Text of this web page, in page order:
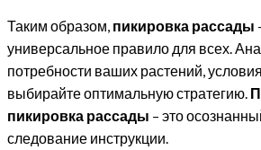
Таким образом, пикировка рассады
универсальное правило для всех.
потребности ваших растений,
выбирайте оптимальную стратегию.
пикировка рассады – это
следование инструкции.